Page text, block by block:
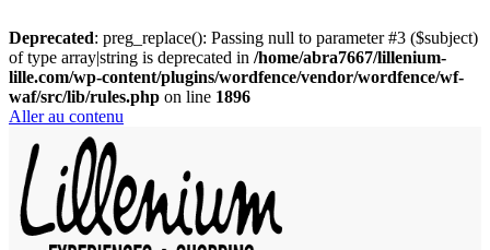
Deprecated: preg_replace(): Passing null to parameter #3 ($subject)
of type array|string is deprecated in /home/abra7667/lillenium-
lille.com/wp-content/plugins/wordfence/vendor/wordfence/wf-
waf/src/lib/rules.php on line 1896
Aller au contenu